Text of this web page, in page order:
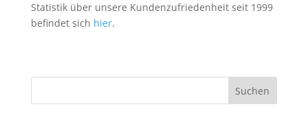
Statistik über unsere Kundenzufriedenheit seit 1999
befindet sich hier.